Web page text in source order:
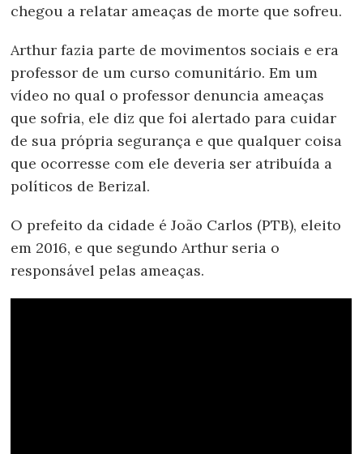
chegou a relatar ameaças de morte que sofreu.
Arthur fazia parte de movimentos sociais e era
professor de um curso comunitário. Em um
vídeo no qual o professor denuncia ameaças
que sofria, ele diz que foi alertado para cuidar
de sua própria segurança e que qualquer coisa
que ocorresse com ele deveria ser atribuída a
políticos de Berizal.
O prefeito da cidade é João Carlos (PTB), eleito
em 2016, e que segundo Arthur seria o
responsável pelas ameaças.